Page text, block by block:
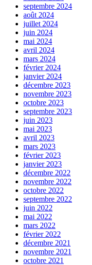
septembre 2024
août 2024
juillet 2024
juin 2024
mai 2024
avril 2024
mars 2024
février 2024
janvier 2024
décembre 2023
novembre 2023
octobre 2023
septembre 2023
juin 2023
mai 2023
avril 2023
mars 2023
février 2023
janvier 2023
décembre 2022
novembre 2022
octobre 2022
septembre 2022
juin 2022
mai 2022
mars 2022
février 2022
décembre 2021
novembre 2021
octobre 2021